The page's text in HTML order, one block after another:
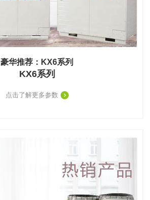
豪华推荐：KX6系列
KX6系列
点击了解更多参数